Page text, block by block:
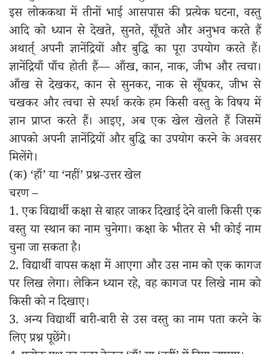
इस लोककथा में तीनों भाई आसपास की प्रत्येक घटना, वस्तु
आदि को ध्यान से देखते, सुनते, सूँघते और अनुभव करते हैं
अथार्त् अपनी ज्ञानेंद्रियों और बुद्धि का पूरा उपयोग करते हैं।
ज्ञानेंद्रियाँ पाँच होती हैं— आँख, कान, नाक, जीभ और त्वचा।
आँख से देखकर, कान से सुनकर, नाक से सूँघकर, जीभ से
चखकर और त्वचा से स्पर्श करके हम किसी वस्तु के विषय में
ज्ञान प्राप्त करते हैं। आइए, अब एक खेल खेलते हैं जिसमें
आपको अपनी ज्ञानेंद्रियों और बुद्धि का उपयोग करने के अवसर
मिलेंगे।
(क) ‘हाँ’ या ‘नहीं’ प्रश्न-उत्तर खेल
चरण –
1. एक विद्यार्थी कक्षा से बाहर जाकर दिखाई देने वाली किसी एक
वस्तु या स्थान का नाम चुनेगा। कक्षा के भीतर से भी कोई नाम
चुना जा सकता है।
2. विद्यार्थी वापस कक्षा में आएगा और उस नाम को एक कागज
पर लिख लेगा। लेकिन ध्यान रहे, वह कागज पर लिखे नाम को
किसी को न दिखाए।
3. अन्य विद्यार्थी बारी-बारी से उस वस्तु का नाम पता करने के
लिए प्रश्न पूछेंगे।